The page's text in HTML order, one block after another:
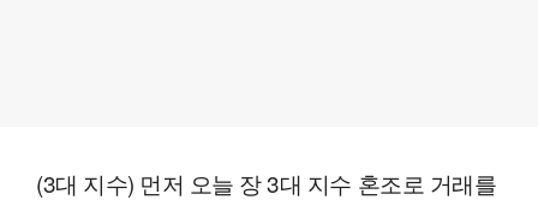
(3대 지수) 먼저 오늘 장 3대 지수 혼조로 거래를